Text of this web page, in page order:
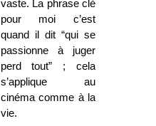
vaste. La phrase clé
pour moi c’est
quand il dit “qui se
passionne à juger
perd tout” ; cela
s’applique au
cinéma comme à la
vie.